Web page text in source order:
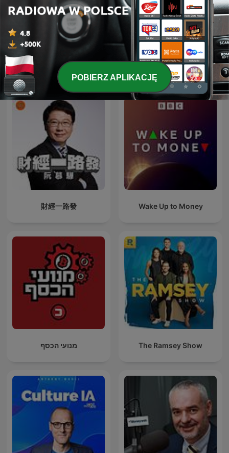
BVH Podcast
Marketplace Morning
Report
Międzynarodowe podcasty: Biznes
財經一路發 Wake Up to Money
מנועי הכסף The Ramsey Show
POBIERZ APLIKACJĘ